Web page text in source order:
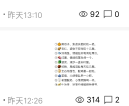
昨天13:10 92 0
昨天12:26 314 2